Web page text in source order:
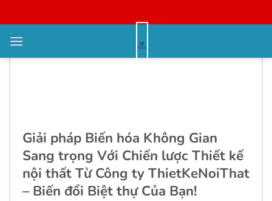
qua
nội
Chìa khóa Biến hóa Không Gian
Giải pháp Biến hóa Không Gian
Sang trọng Với Chiến lược Thiết kế
nội thất Từ Công ty ThietKeNoiThat
– Biến đổi Biệt thự Của Bạn!